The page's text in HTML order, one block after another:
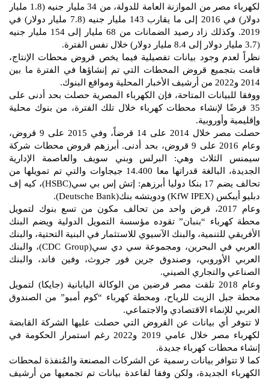
لكهرباء مصر من الموازنة العامة للدولة، من 34 مليار جنيه (1.8 مليار
دولار) في 2016 إلى ما يقارب 143 مليار جنيه (7.8 مليار دولار) في
2019. وكذلك زاد رصيد الضمانات من 68 مليار إلى 154 مليار جنيه
(3.7 مليار دولار إلى 8.4 مليار دولار) خلال نفس الفترة.
نظراً لعدم وجود بيانات تفصيلية فيما يخص قروض محطات الإنتاج،
قامت بتجميع قروض المحطات التي تم إنشاؤها في الفترة ما بين
2014 و2022 من أرشيف الأخبار المحلية ومواقع البنوك.
ووفقا للبيانات المتاحة، فإن الكهرباء المصرية حصلت بحد أدنى على
35 قرضًا لإنشاء محطات كهرباء خلال تلك الفترة، من بنوك محلية
وإقليمية وأوروبية.
حصلت مصر خلال 2014 على 14 قرضاً، وفي 2015 على 9 قروض،
وعام 2016 على 9 قروض، بحد أدنى. أبرزهم قروض محطات شركة
سيمنس الثلاث وهي: البرلس وبني سويف والعاصمة الإدارية
الجديدة، البالغة قدراتها معا 14.400 جيجاوات والتي تم تمويلها من
تحالف يضم 17 بنكا دوليا أبرزهم: إتش إس بي سي(HSBC)، كيه إف
دبليو أيبكس (KfW IPEX) ودويتشه بنك(Deutsche Bank).
وعام 2017، قرض واحد من تحالف مكون من تسع بنوك لتمويل
محطة كهرباء “بنبان” تقوده مؤسسة التمويل الدولية ويضم البنك
الأفريقي للتنمية، والبنك الآسيوي للاستثمار في البنية التحتية، والبنك
العربي في البحرين، ومجموعة سي دي سي(CDC Group)، والبنك
العربي الأوروبي، وصندوق جرين فور جروث، وفين فاند، والبنك
الصناعي والتجاري الصيني.
وعام 2018 تلقت مصر قرضين من الوكالة اليابانية (جايكا) لتمويل
محطة جبل الزيت للرياح، ومحطة كهرباء “كوم أمبو” من الصندوق
العربي للإنماء الاقتصادي والاجتماعي.
لا تتوفر أي بيانات عن القروض التي حصلت عليها الشركة القابضة
لكهرباء مصر خلال عامي 2019 و2022 رغم استمرار الحكومة في
إنشاء محطات كهرباء جديدة.
كما لا تتوافر بيانات رسمية عن الشركات المصنعة والمُنفذة لمحطات
الكهرباء الجديدة، ولكن وفقا لقاعدة بيانات تم تجمعيها من أرشيف